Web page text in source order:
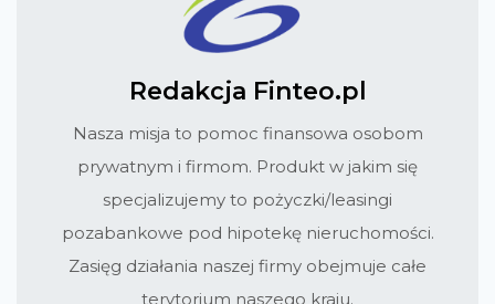
Redakcja Finteo.pl
Nasza misja to pomoc finansowa osobom
prywatnym i firmom. Produkt w jakim się
specjalizujemy to pożyczki/leasingi
pozabankowe pod hipotekę nieruchomości.
Zasięg działania naszej firmy obejmuje całe
terytorium naszego kraju.